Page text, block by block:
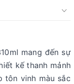
mang đến sự
kế thanh mảnh
tôn vinh màu sắc